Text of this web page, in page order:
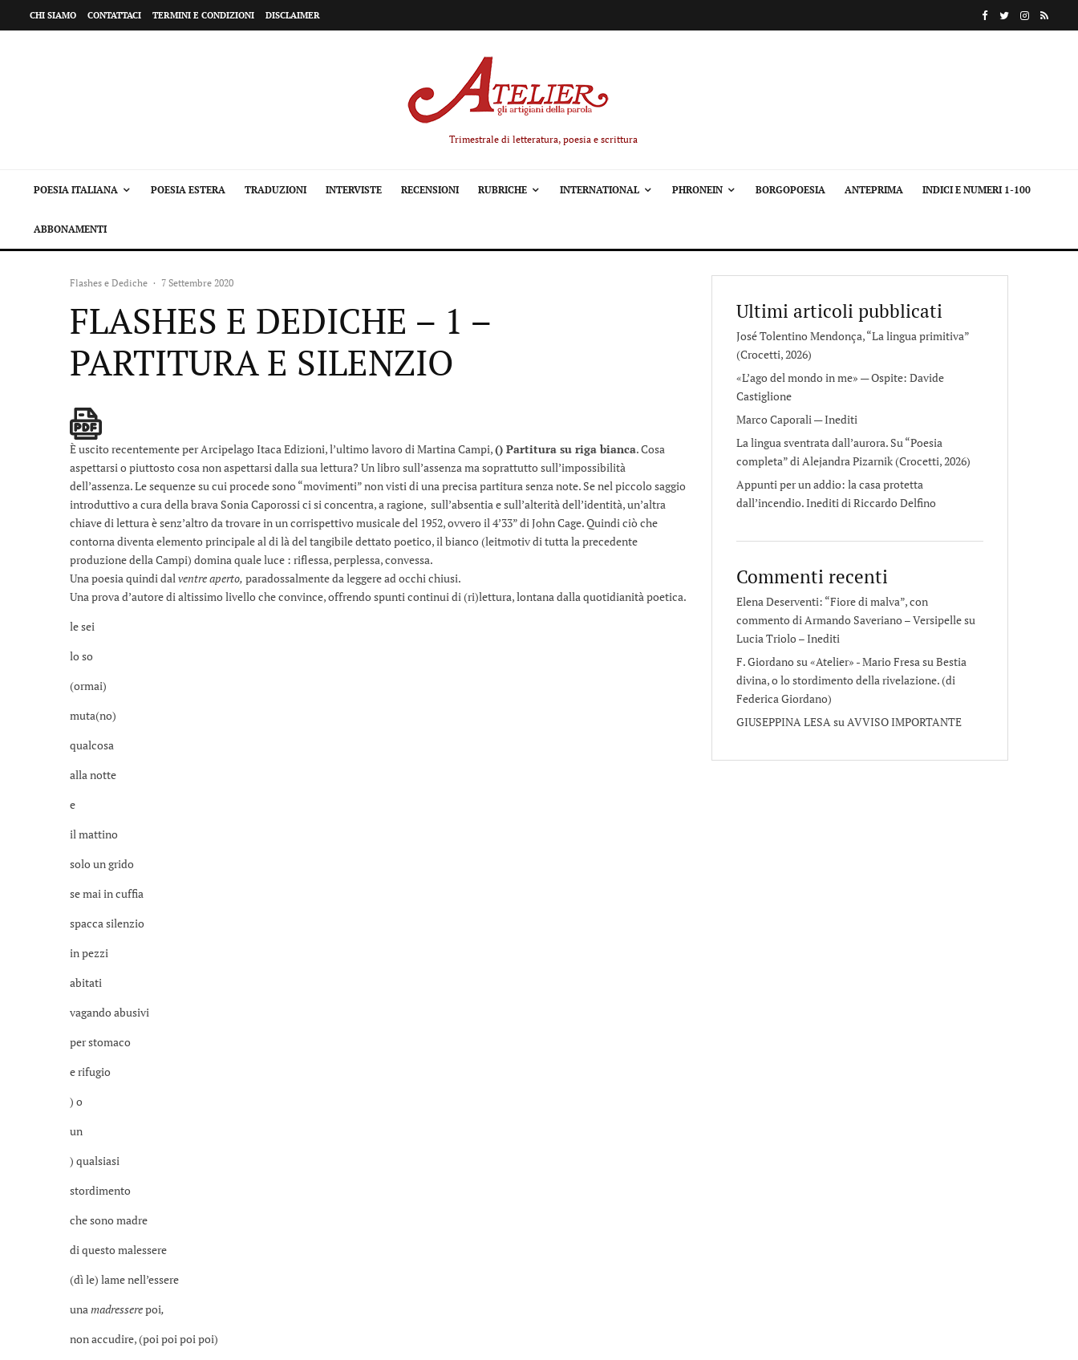
CHI SIAMO CONTATTACI TERMINI E CONDIZIONI DISCLAIMER
Trimestrale di letteratura, poesia e scrittura
POESIA ITALIANA POESIA ESTERA TRADUZIONI INTERVISTE RECENSIONI RUBRICHE INTERNATIONAL PHRONEIN BORGOPOESIA ANTEPRIMA INDICI E NUMERI 1-100
ABBONAMENTI
Flashes e Dediche · 7 Settembre 2020
FLASHES E DEDICHE – 1 –
PARTITURA E SILENZIO
È uscito recentemente per Arcipelago Itaca Edizioni, l’ultimo lavoro di Martina Campi,() Partitura su riga bianca. Cosa
aspettarsi o piuttosto cosa non aspettarsi dalla sua lettura? Un libro sull’assenza ma soprattutto sull’impossibilità
dell’assenza. Le sequenze su cui procede sono “movimenti” non visti di una precisa partitura senza note. Se nel piccolo saggio
introduttivo a cura della brava Sonia Caporossi ci si concentra, a ragione, sull’absentia e sull’alterità dell’identità, un’altra
chiave di lettura è senz’altro da trovare in un corrispettivo musicale del 1952, ovvero il 4’33” di John Cage. Quindi ciò che
contorna diventa elemento principale al di là del tangibile dettato poetico, il bianco (leitmotiv di tutta la precedente
produzione della Campi) domina quale luce : riflessa, perplessa, convessa.
Una poesia quindi dalventre aperto, paradossalmente da leggere ad occhi chiusi.
Una prova d’autore di altissimo livello che convince, offrendo spunti continui di (ri)lettura, lontana dalla quotidianità poetica.
le sei
lo so
(ormai)
muta(no)
qualcosa
alla notte
e
il mattino
solo un grido
se mai in cuffia
spacca silenzio
in pezzi
abitati
vagando abusivi
per stomaco
e rifugio
) o
un
) qualsiasi
stordimento
che sono madre
di questo malessere
(dì le) lame nell’essere
unamadresserepoi,
non accudire, (poi poi poi poi)
Ultimi articoli pubblicati
José Tolentino Mendonça, “La lingua primitiva”
(Crocetti, 2026)
«L’ago del mondo in me» — Ospite: Davide
Castiglione
Marco Caporali — Inediti
La lingua sventrata dall’aurora. Su “Poesia
completa” di Alejandra Pizarnik (Crocetti, 2026)
Appunti per un addio: la casa protetta
dall’incendio. Inediti di Riccardo Delfino
Commenti recenti
Elena Deserventi: “Fiore di malva”, con
commento di Armando Saveriano – Versipellesu
Lucia Triolo – Inediti
F. Giordano su «Atelier» - Mario FresasuBestia
divina, o lo stordimento della rivelazione. (di
Federica Giordano)
GIUSEPPINA LESAsuAVVISO IMPORTANTE